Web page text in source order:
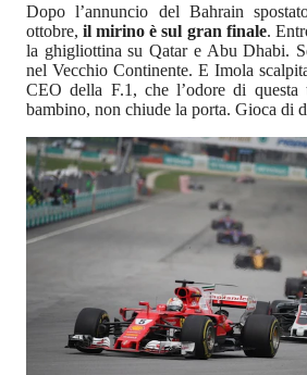
Dopo l’annuncio del Bahrain
ottobre,il mirino è sul gran finale.
la ghigliottina su Qatar e Abu Dhabi.
nel Vecchio Continente. E Imola
CEO della F.1, che l’odore di
bambino, non chiude la porta. Gioca di